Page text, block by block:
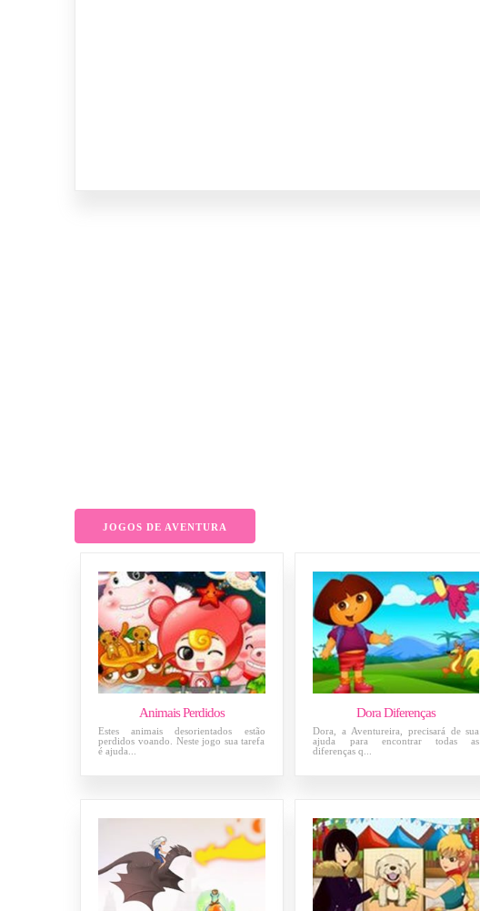
JOGOS DE AVENTURA
Animais Perdidos
Estes animais desorientados estão
perdidos voando. Neste jogo sua tarefa
é ajuda...
Dora Diferenças
Dora, a Aventureira, precisará de sua
ajuda para encontrar todas as
diferenças q...